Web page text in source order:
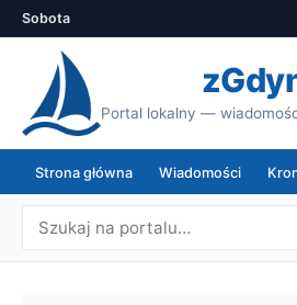
Sobota
Portal lokalny —
Strona główna Wiadomości